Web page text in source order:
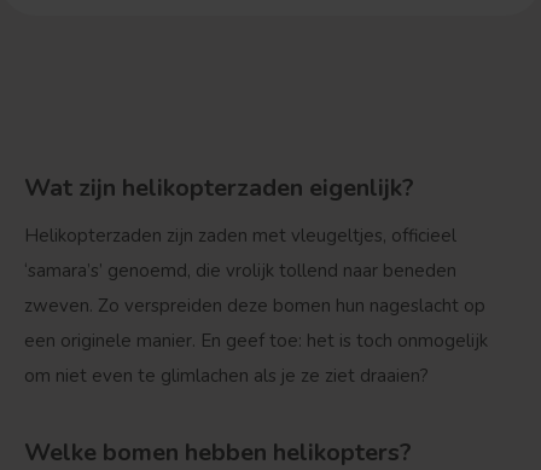
Wat zijn helikopterzaden eigenlijk?
Helikopterzaden zijn zaden met vleugeltjes, officieel
‘samara’s’ genoemd, die vrolijk tollend naar beneden
zweven. Zo verspreiden deze bomen hun nageslacht op
een originele manier. En geef toe: het is toch onmogelijk
om niet even te glimlachen als je ze ziet draaien?
Welke bomen hebben helikopters?
Treurvorm Vruchtdragend